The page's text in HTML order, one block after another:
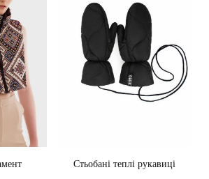
Стьобані теплі рукавиці